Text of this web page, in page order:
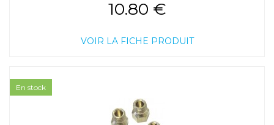
10.80 €
VOIR LA FICHE PRODUIT
En stock